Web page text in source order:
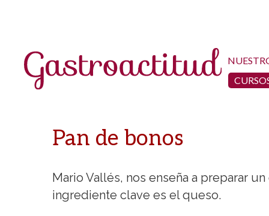
Pan de bonos
Mario Vallés, nos enseña a preparar
ingrediente clave es el queso.